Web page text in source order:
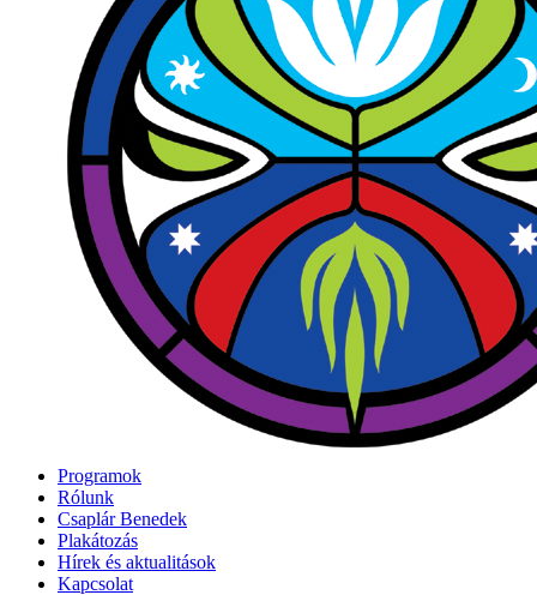
Programok
Rólunk
Csaplár Benedek
Plakátozás
Hírek és aktualitások
Kapcsolat